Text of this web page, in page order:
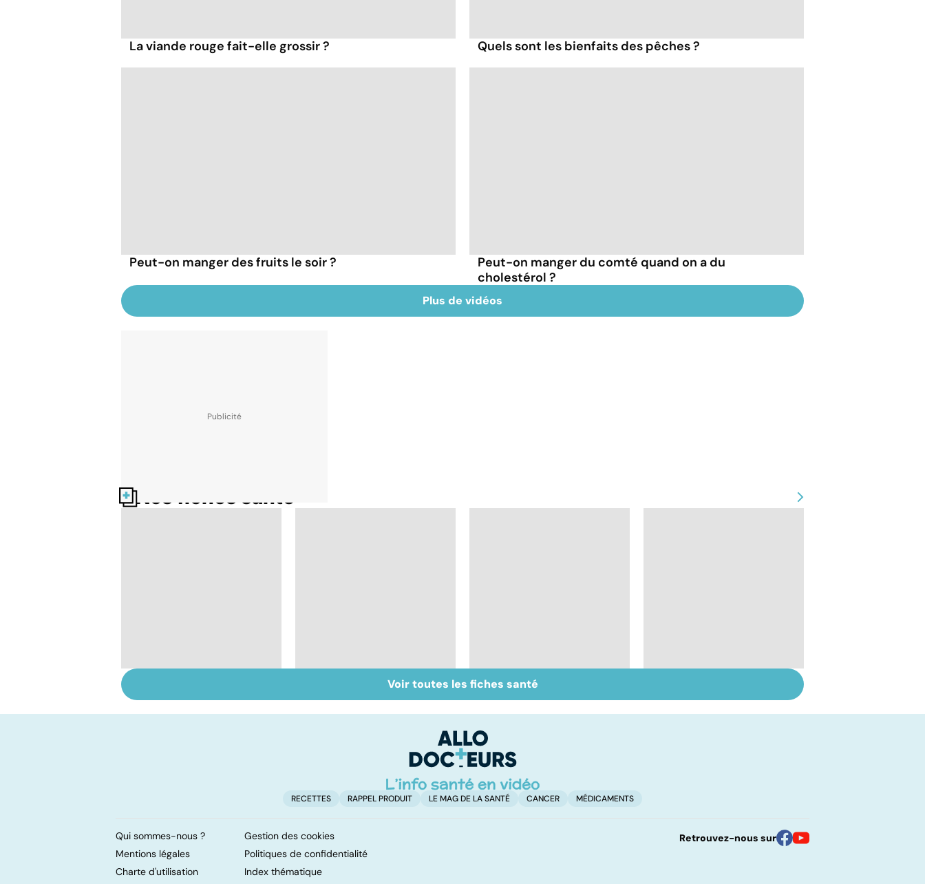
La viande rouge fait-elle grossir ? Quels sont les bienfaits des pêches ?
Peut-on manger des fruits le soir ?
Peut-on manger du comté quand on a du
cholestérol ?
Plus de vidéos
Nos fiches santé
tissus meurent
Le magnésium, un
oligo-élément vital
Intestin irritable : le
régime FODMAP, une
jeûne ?
Voir toutes les fiches santé
RECETTES RAPPEL PRODUIT LE MAG DE LA SANTÉ CANCER MÉDICAMENTS
Qui sommes-nous ?
Gestion des cookies
Mentions légales
Politiques de confidentialité
Charte d'utilisation
Index thématique
Retrouvez-nous sur